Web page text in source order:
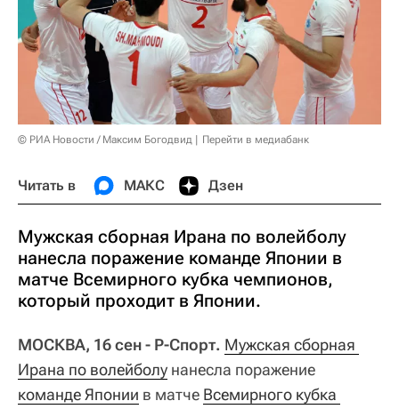
© РИА Новости / Максим Богодвид Перейти в медиабанк
Читать в МАКС Дзен
Мужская сборная Ирана по волейболу
нанесла поражение команде Японии в
матче Всемирного кубка чемпионов,
который проходит в Японии.
МОСКВА, 16 сен - Р-Спорт. Мужская сборная
Ирана по волейболу нанесла поражение
команде Японии в матче Всемирного кубка